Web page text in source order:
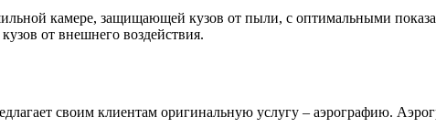
камере, защищающей кузов от пыли, с оптимальными
от внешнего воздействия.
своим клиентам оригинальную услугу – аэрографию.